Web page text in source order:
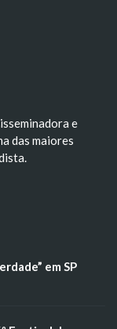
e
das maiores
em SP